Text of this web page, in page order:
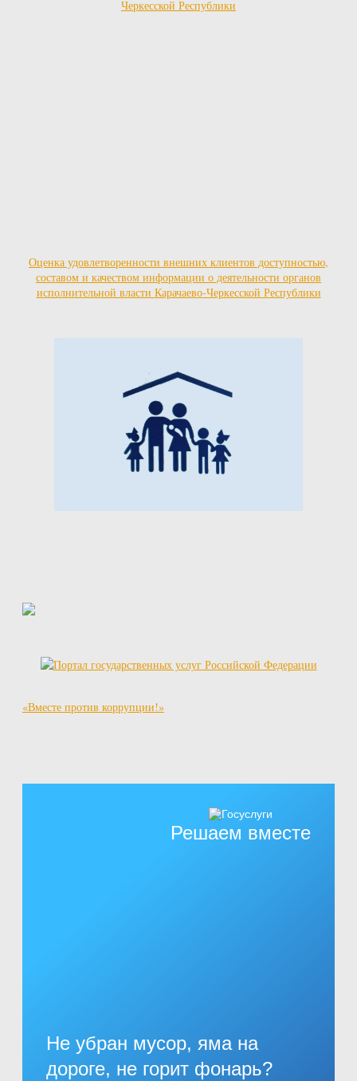
Оценка удовлетворенности внешних клиентов доступностью,
составом и качеством информации о деятельности органов
исполнительной власти Карачаево-Черкесской Республики
«Вместе против коррупции!»
Решаем вместе
Не убран мусор, яма на
дороге, не горит фонарь?